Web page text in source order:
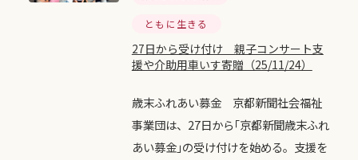
ともに生きる
27日から受け付け 親子コンサート支
援や介助用車いす寄贈（25/11/24）
歳末ふれあい募金 京都新聞社会福祉
事業団は、27日から｢京都新聞歳末ふれ
あい募金｣の受け付けを始める。支援を